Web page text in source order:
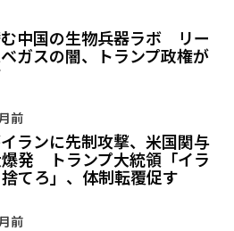
中国の生物兵器ラボ リー
ガスの闇、トランプ政権が
前
ランに先制攻撃、米国関与
発 トランプ大統領「イラ
てろ」、体制転覆促す
前